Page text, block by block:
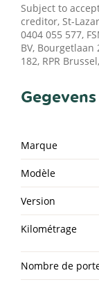
Subject to
creditor, St-
0404 055 577,
BV, Bourgetlaan
182, RPR
Gegevens
Marque
Modèle
Version
Kilométrage
Nombre de